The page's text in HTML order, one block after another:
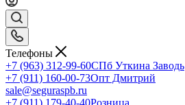
Телефоны
+7 (963) 312-99-60СПб Уткина Заводь
+7 (911) 160-00-73Опт Дмитрий
sale@seguraspb.ru
+7 (911) 179-40-40Розница